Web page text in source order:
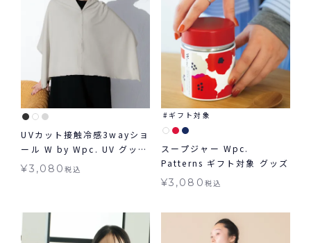
UVカット接触冷感3wayショ
ール W by Wpc. UV グッズ
ギフト対象
¥3,080税込
ギフト対象
スープジャー Wpc.
Patterns ギフト対象 グッズ
¥3,080 税込